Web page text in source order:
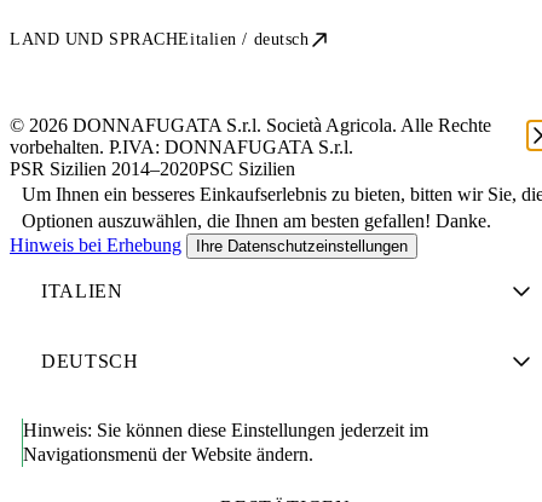
LAND UND SPRACHEitalien / deutsch
© 2026 DONNAFUGATA S.r.l. Società Agricola. Alle Rechte
vorbehalten. P.IVA: DONNAFUGATA S.r.l.
PSR Sizilien 2014–2020PSC Sizilien
Um Ihnen ein besseres Einkaufserlebnis zu bieten, bitten wir Sie,
Optionen auszuwählen, die Ihnen am besten gefallen! Danke.
Hinweis: Sie können diese Einstellungen jederzeit im
Navigationsmenü der Website ändern.
Hinweis bei Erhebung Ihre Datenschutzeinstellungen